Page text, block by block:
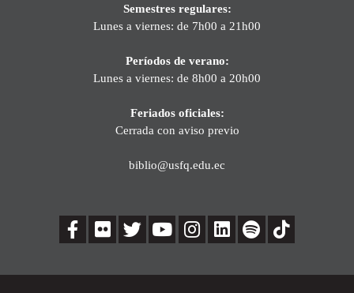
Semestres regulares:
Lunes a viernes: de 7h00 a 21h00
Períodos de verano:
Lunes a viernes: de 8h00 a 20h00
Feriados oficiales:
Cerrada con aviso previo
biblio@usfq.edu.ec